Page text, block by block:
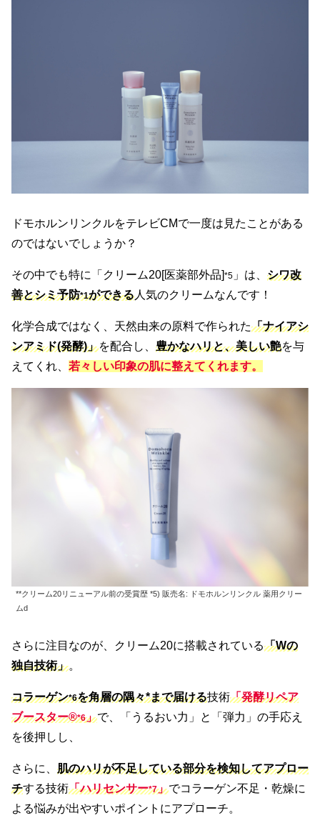
ドモホルンリンクルをテレビCMで一度は見たことがある
のではないでしょうか？
その中でも特に「クリーム20[医薬部外品] *5 」は、 シワ改
善とシミ予防*1ができる人気のクリームなんです！
化学合成ではなく、天然由来の原料で作られた「ナイアシ
ンアミド(発酵)」を配合し、 豊かなハリと、美しい艶を与
えてくれ、 若々しい印象の肌に整えてくれます。
**クリーム20リニューアル前の受賞歴 *5) 販売名: ドモホルンリンクル 薬用クリー
ムd
さらに注目なのが、クリーム20に搭載されている「Wの
独自技術」。
コラーゲン*6を角層の隅々*まで届ける技術「発酵リペア
ブースター®*6」で、「うるおい力」と「弾力」の手応え
を後押しし、
さらに、 肌のハリが不足している部分を検知してアプロー
チする技術「ハリセンサー*7」でコラーゲン不足・乾燥に
よる悩みが出やすいポイントにアプローチ。